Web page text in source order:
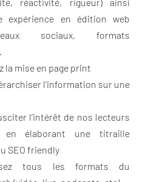
expérience en édition web
sociaux, formats
la mise en page print
l’information sur une
l’intérêt de nos lecteurs
en élaborant une titraille
SEO friendly
tous les formats du